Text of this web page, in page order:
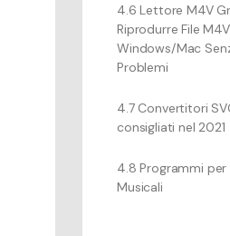
4.6 Lettore M4V
Riprodurre File
Windows/Mac
Problemi
4.7 Convertitori
consigliati nel 2021
4.8 Programmi per
Musicali